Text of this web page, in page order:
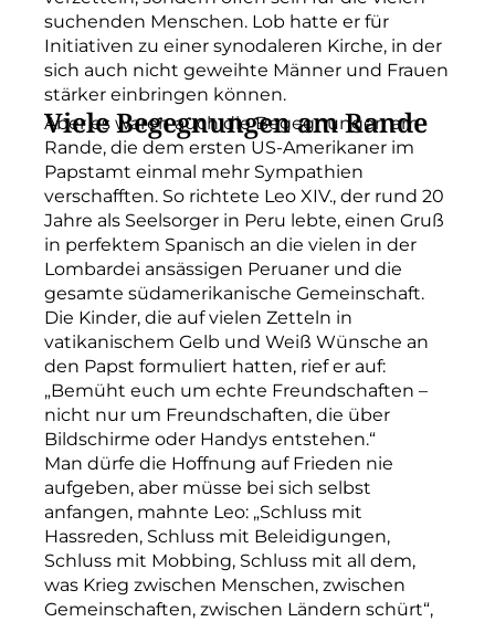
suchenden Menschen. Lob hatte er für
Initiativen zu einer synodaleren Kirche, in der
sich auch nicht geweihte Männer und Frauen
stärker einbringen können.
Viele Begegnungen am Rande
Aber es waren auch die Begegnungen am
Rande, die dem ersten US-Amerikaner im
Papstamt einmal mehr Sympathien
verschafften. So richtete Leo XIV., der rund 20
Jahre als Seelsorger in Peru lebte, einen Gruß
in perfektem Spanisch an die vielen in der
Lombardei ansässigen Peruaner und die
gesamte südamerikanische Gemeinschaft.
Die Kinder, die auf vielen Zetteln in
vatikanischem Gelb und Weiß Wünsche an
den Papst formuliert hatten, rief er auf:
„Bemüht euch um echte Freundschaften –
nicht nur um Freundschaften, die über
Bildschirme oder Handys entstehen.“
Man dürfe die Hoffnung auf Frieden nie
aufgeben, aber müsse bei sich selbst
anfangen, mahnte Leo: „Schluss mit
Hassreden, Schluss mit Beleidigungen,
Schluss mit Mobbing, Schluss mit all dem,
was Krieg zwischen Menschen, zwischen
Gemeinschaften, zwischen Ländern schürt“,